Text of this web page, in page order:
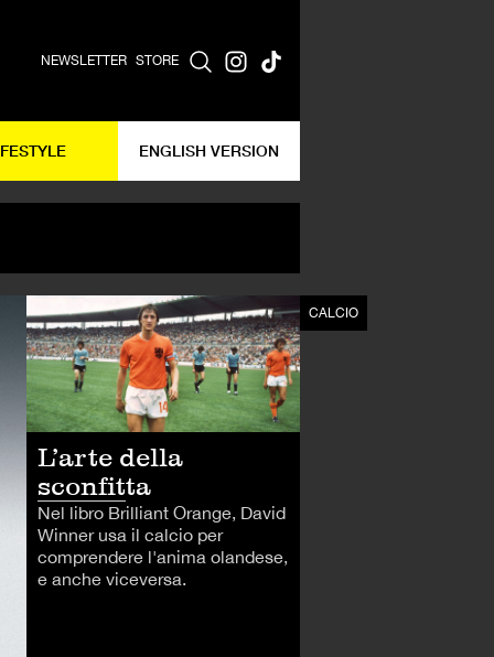
NEWSLETTER STORE
ENGLISH VERSION
CALCIO CALCIO
L’arte della
sconfitta
Nel libro Brilliant Orange, David
Winner usa il calcio per
comprendere l'anima olandese,
e anche viceversa.